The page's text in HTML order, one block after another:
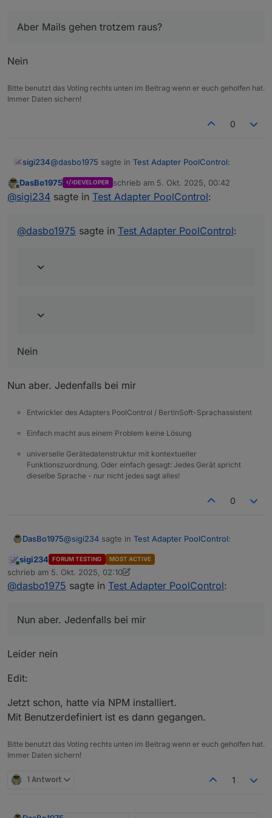
01:39:54.775 info [speechHelper] Alexa sagt:
Aber Mails gehen trotzem raus?
Nein
Bitte benutzt das Voting rechts unten im Beitrag wenn er euch geholfen hat.
Immer Daten sichern!
0
sigi234@dasbo1975 sagte in Test Adapter PoolControl:
@sigi234sagte inTest Adapter PoolControl
Aber Mails gehen trotzem raus?
Offline
DasBo1975 DEVELOPER schrieb am 5. Okt. 2025, 00:42
zuletzt editiert von
@sigi234 sagte in Test Adapter PoolControl:
@dasbo1975 sagte in Test Adapter PoolControl:
Nein
Nun aber. Jedenfalls bei mir
Entwickler des Adapters PoolControl / BertinSoft-Sprachassistent
Einfach macht aus einem Problem keine Lösung
universelle Gerätedatenstruktur mit kontextueller
Funktionszuordnung. Oder einfach gesagt: Jedes Gerät spricht
dieselbe Sprache - nur nicht jedes sagt alles!
0
DasBo1975@sigi234 sagte in Test Adapter PoolControl:
@dasbo1975sagte in
PoolControl:
sigi234 sagte in
PoolControl
Nein
Nun aber. Jedenfalls bei mir
Online
sigi234 FORUM TESTING MOST ACTIVE
schrieb am 5. Okt. 2025, 02:10
zuletzt editiert von sigi23410. Mai 2025, 04:19
@dasbo1975 sagte in Test Adapter PoolControl:
Nun aber. Jedenfalls bei mir
Leider nein
Edit:
Jetzt schon, hatte via NPM installiert.
Mit Benutzerdefiniert ist es dann gegangen.
Bitte benutzt das Voting rechts unten im Beitrag wenn er euch geholfen hat.
Immer Daten sichern!
1 Antwort 1